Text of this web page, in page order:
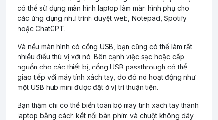
có thể sử dụng màn hình laptop làm màn hình phụ cho
các ứng dụng như trình duyệt web, Notepad, Spotify
hoặc ChatGPT.
Và nếu màn hình có cổng USB, bạn cũng có thể làm rất
nhiều điều thú vị với nó. Bên cạnh việc sạc hoặc cấp
nguồn cho các thiết bị, cổng USB passthrough có thể
giao tiếp với máy tính xách tay, do đó nó hoạt động như
một USB hub mini được đặt ở vị trí thuận tiện.
Bạn thậm chí có thể biến toàn bộ máy tính xách tay thành
laptop bằng cách kết nối bàn phím và chuột không dây